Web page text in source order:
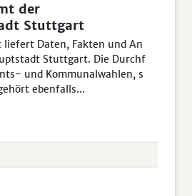
der
Stuttgart
liefert Daten, Fakten und An
Stuttgart. Die Durchf
und Kommunalwahlen, s
ebenfalls...